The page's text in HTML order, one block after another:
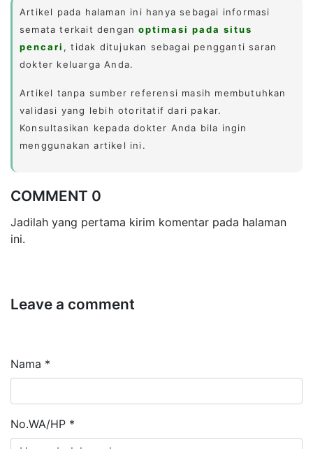
Artikel pada halaman ini hanya sebagai informasi
semata terkait denganoptimasi pada situs
pencari , tidak ditujukan sebagai pengganti saran
dokter keluarga Anda.
Artikel tanpa sumber referensi masih membutuhkan
validasi yang lebih otoritatif dari pakar.
Konsultasikan kepada dokter Anda bila ingin
menggunakan artikel ini.
COMMENT 0
Jadilah yang pertama kirim komentar pada halaman
ini.
Leave a comment
Nama *
No.WA/HP *